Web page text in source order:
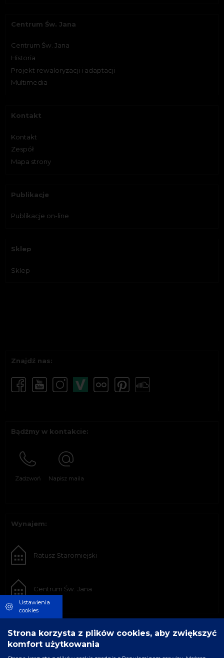
Centrum Św. Jana
Centrum Św. Jana
Historia
Projekt rewaloryzacji i adaptacji
Multimedia
Kontakt
Kontakt
Zespół
Mapa strony
Publikacje
Publikacje on-line
Sklep
Sklep
Znajdź nas:
Bądźmy w kontakcie:
Zadzwoń Napisz maila
Wynajem:
Ratusz Staromiejski
Centrum Św. Jana
Ustawienia
cookies
Strona korzysta z plików cookies, aby zwiększyć
komfort użytkowania